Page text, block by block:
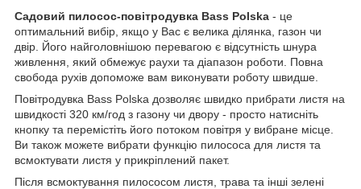
Садовий пилосос-повітродувка Bass Polska - це
оптимальний вибір, якщо у Вас є велика ділянка, газон чи
двір. Його найголовнішою перевагою є відсутність шнура
живлення, який обмежує раухи та діапазон роботи. Повна
свобода рухів допоможе вам виконувати роботу швидше.
Повітродувка Bass Polska дозволяє швидко прибрати листя на
швидкості 320 км/год з газону чи двору - просто натисніть
кнопку та перемістіть його потоком повітря у вибране місце.
Ви також можете вибрати функцію пилососа для листя та
всмоктувати листя у прикріплений пакет.
Після всмоктування пилососом листя, трава та інші зелені